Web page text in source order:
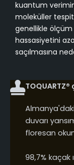
kuantum
moleküller
genellikle ölçüm
hassasiyetini
saçılmasına
duvarı
floresan
98,7% kaçak